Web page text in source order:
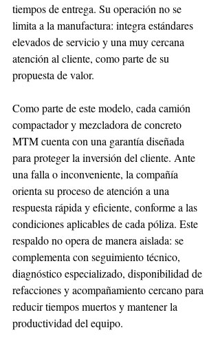
tiempos de entrega. Su operación no se
limita a la manufactura: integra estándares
elevados de servicio y una muy cercana
atención al cliente, como parte de su
propuesta de valor.
Como parte de este modelo, cada camión
compactador y mezcladora de concreto
MTM cuenta con una garantía diseñada
para proteger la inversión del cliente. Ante
una falla o inconveniente, la compañía
orienta su proceso de atención a una
respuesta rápida y eficiente, conforme a las
condiciones aplicables de cada póliza. Este
respaldo no opera de manera aislada: se
complementa con seguimiento técnico,
diagnóstico especializado, disponibilidad de
refacciones y acompañamiento cercano para
reducir tiempos muertos y mantener la
productividad del equipo.